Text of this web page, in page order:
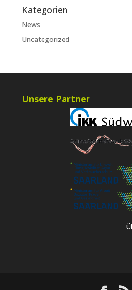
Kategorien
News
Uncategorized
Unsere Partner